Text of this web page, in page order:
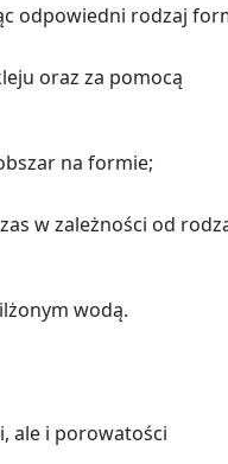
odpowiedni rodzaj
oraz za pomocą
na formie;
w zależności od
wodą.
ale i porowatości